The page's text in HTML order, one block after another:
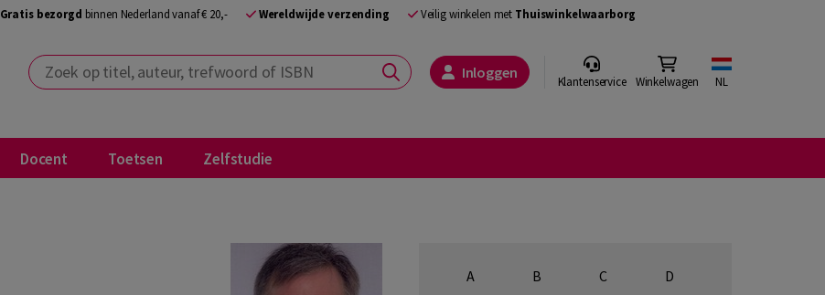
Gratis bezorgd binnen Nederland vanaf € 20,- Wereldwijde verzending Veilig winkelen met Thuiswinkelwaarborg
Zoek op titel, auteur, trefwoord of ISBN Inloggen Klantenservice Winkelwagen NL
Docent Toetsen Zelfstudie
A B C
D